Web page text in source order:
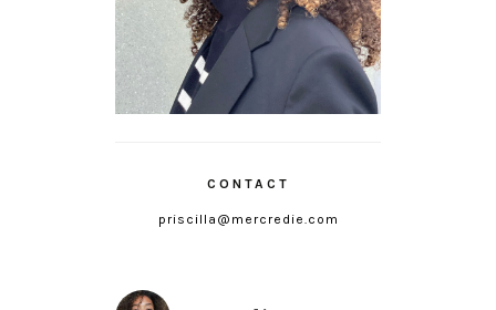
CONTACT
priscilla@mercredie.com